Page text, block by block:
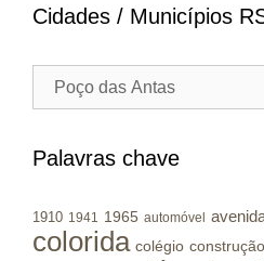
Cidades / Municípios
Municípios
Palavras chave
1910 1941 1965 automóvel
colorida colégio construção